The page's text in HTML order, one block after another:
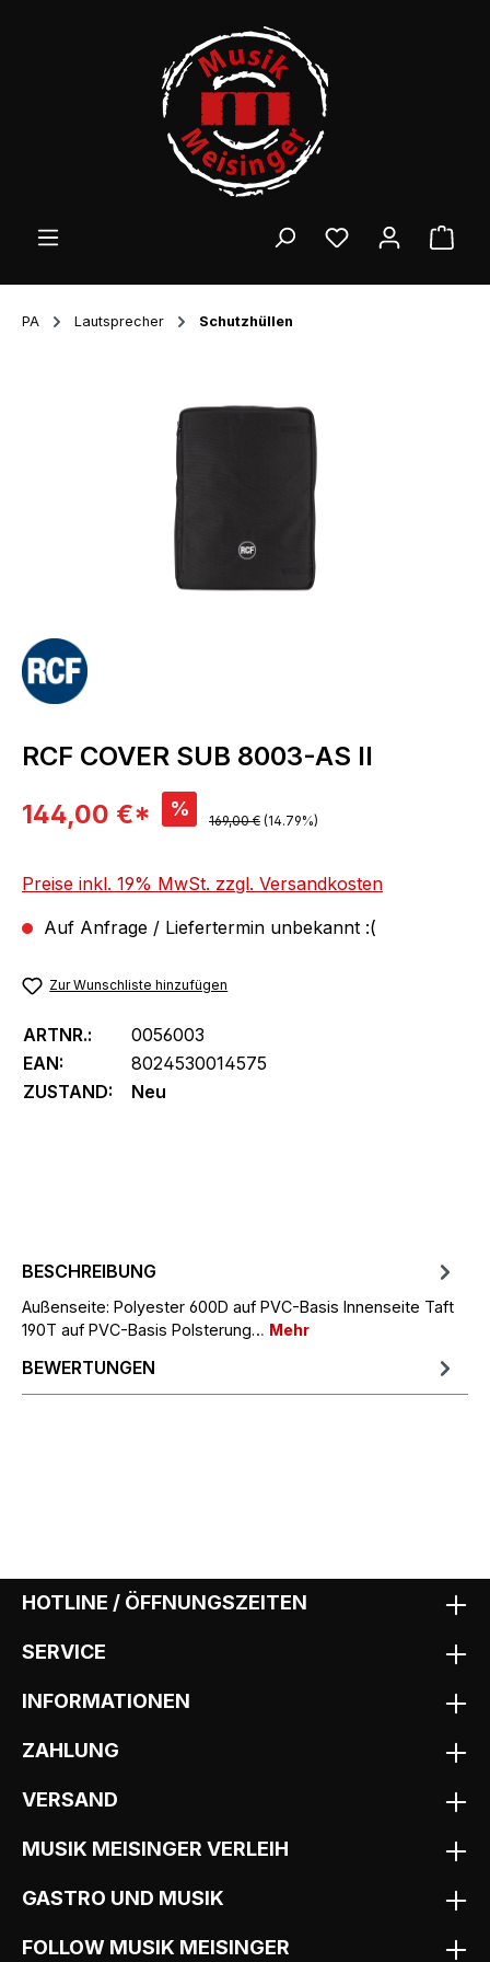
PA Lautsprecher Schutzhüllen
RCF COVER SUB 8003-AS II
Verkaufspreis:
144,00 €* % Regulärer Preis:
169,00 € (14.79%)
Preise inkl. 19% MwSt. zzgl. Versandkosten
Auf Anfrage / Liefertermin unbekannt :(
Zur Wunschliste hinzufügen
ARTNR.:
0056003
EAN:
8024530014575
ZUSTAND:
Neu
BESCHREIBUNG
Außenseite: Polyester 600D auf PVC-Basis Innenseite Taft
190T auf PVC-Basis Polsterung… Mehr
BEWERTUNGEN
HOTLINE / ÖFFNUNGSZEITEN
SERVICE
INFORMATIONEN
ZAHLUNG
VERSAND
MUSIK MEISINGER VERLEIH
GASTRO UND MUSIK
FOLLOW MUSIK MEISINGER